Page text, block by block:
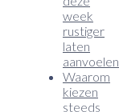
week
rustiger
laten
aanvoelen
Waarom
kiezen
steeds